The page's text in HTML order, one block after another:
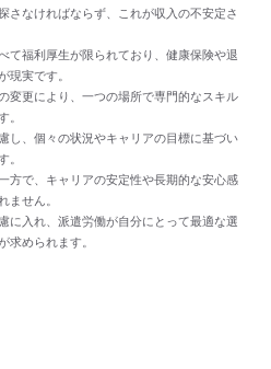
さなければならず、これが収入の不安定さ
て福利厚生が限られており、健康保険や退
現実です。
変更により、一つの場所で専門的なスキル
。
し、個々の状況やキャリアの目標に基づい
。
方で、キャリアの安定性や長期的な安心感
ません。
に入れ、派遣労働が自分にとって最適な選
求められます。